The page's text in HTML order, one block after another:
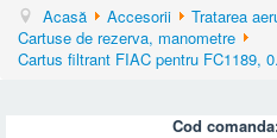
COMPRESOARE
ACCESORII
Acasă Accesorii
Tratarea
Cartuse de rezerva, manometre
Cartus filtrant FIAC pentru FC1189,
Cod